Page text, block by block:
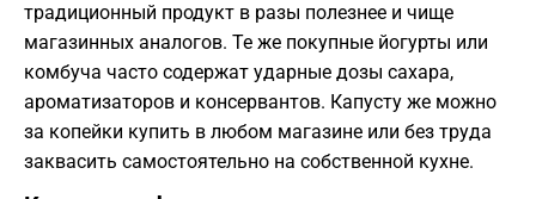
традиционный продукт в разы полезнее и чище
магазинных аналогов. Те же покупные йогурты или
комбуча часто содержат ударные дозы сахара,
ароматизаторов и консервантов. Капусту же можно
за копейки купить в любом магазине или без труда
заквасить самостоятельно на собственной кухне.